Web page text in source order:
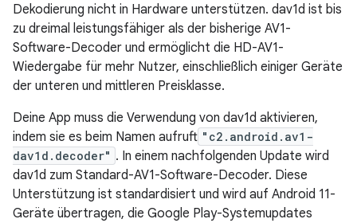
Dekodierung nicht in Hardware unterstützen. dav1d ist bis
zu dreimal leistungsfähiger als der bisherige AV1-
Software-Decoder und ermöglicht die HD-AV1-
Wiedergabe für mehr Nutzer, einschließlich einiger Geräte
der unteren und mittleren Preisklasse.
Deine App muss die Verwendung von dav1d aktivieren,
indem sie es beim Namen aufruft "c2.android.av1-
dav1d.decoder" . In einem nachfolgenden Update wird
dav1d zum Standard-AV1-Software-Decoder. Diese
Unterstützung ist standardisiert und wird auf Android 11-
Geräte übertragen, die Google Play-Systemupdates